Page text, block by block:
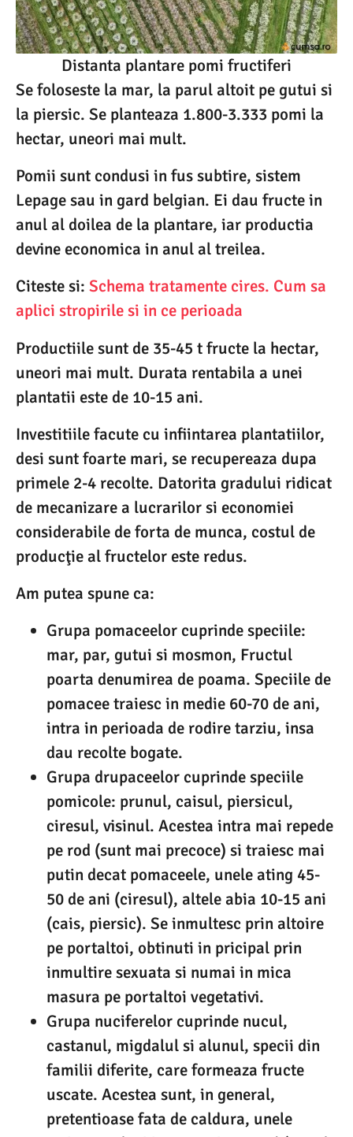
Distanta plantare pomi fructiferi
Se foloseste la mar, la parul altoit pe gutui si
la piersic. Se planteaza 1.800-3.333 pomi la
hectar, uneori mai mult.
Pomii sunt condusi in fus subtire, sistem
Lepage sau in gard belgian. Ei dau fructe in
anul al doilea de la plantare, iar productia
devine economica in anul al treilea.
Citeste si: Schema tratamente cires. Cum sa
aplici stropirile si in ce perioada
Productiile sunt de 35-45 t fructe la hectar,
uneori mai mult. Durata rentabila a unei
plantatii este de 10-15 ani.
Investitiile facute cu infiintarea plantatiilor,
desi sunt foarte mari, se recupereaza dupa
primele 2-4 recolte. Datorita gradului ridicat
de mecanizare a lucrarilor si economiei
considerabile de forta de munca, costul de
producţie al fructelor este redus.
Am putea spune ca:
Grupa pomaceelor cuprinde speciile:
mar, par, gutui si mosmon, Fructul
poarta denumirea de poama. Speciile de
pomacee traiesc in medie 60-70 de ani,
intra in perioada de rodire tarziu, insa
dau recolte bogate.
Grupa drupaceelor cuprinde speciile
pomicole: prunul, caisul, piersicul,
ciresul, visinul. Acestea intra mai repede
pe rod (sunt mai precoce) si traiesc mai
putin decat pomaceele, unele ating 45-
50 de ani (ciresul), altele abia 10-15 ani
(cais, piersic). Se inmultesc prin altoire
pe portaltoi, obtinuti in pricipal prin
inmultire sexuata si numai in mica
masura pe portaltoi vegetativi.
Grupa nuciferelor cuprinde nucul,
castanul, migdalul si alunul, specii din
familii diferite, care formeaza fructe
uscate. Acestea sunt, in general,
pretentioase fata de caldura, unele